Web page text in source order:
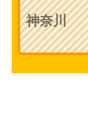
神奈川